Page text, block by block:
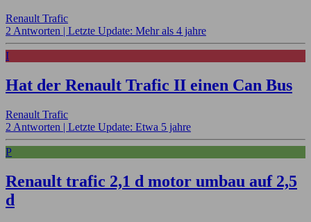
Renault Trafic
2 Antworten | Letzte Update: Mehr als 4 jahre
I
Hat der Renault Trafic II einen Can Bus
Renault Trafic
2 Antworten | Letzte Update: Etwa 5 jahre
P
Renault trafic 2,1 d motor umbau auf 2,5
d